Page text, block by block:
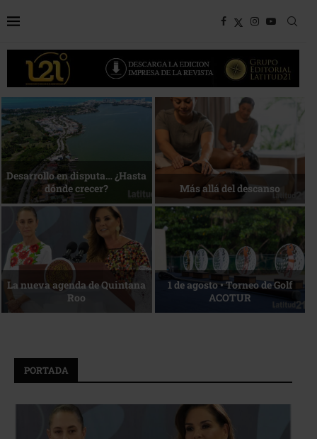
Bottega, un viaje servido a la
mesa
Energía que Impulsa la
competitividad
Reconocimiento de viajeros La esencia del servicio
PORTADA